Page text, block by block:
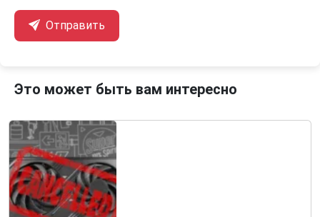
Отправить
Это может быть вам интересно